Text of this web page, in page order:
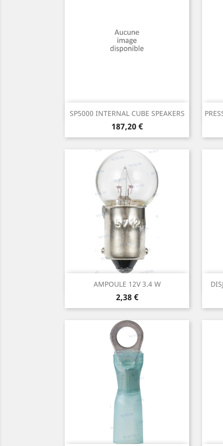
SP5000 INTERNAL CUBE SPEAKERS
Prix
187,20 €
Aperçu rapide
AMPOULE 12V 3.4 W
Prix
2,38 €
Aperçu rapide